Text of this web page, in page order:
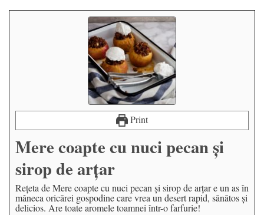
Print
Mere coapte cu nuci pecan şi
sirop de arţar
Reţeta de Mere coapte cu nuci pecan şi sirop de arţar e un as în
mâneca oricărei gospodine care vrea un desert rapid, sănătos şi
delicios. Are toate aromele toamnei într-o farfurie!